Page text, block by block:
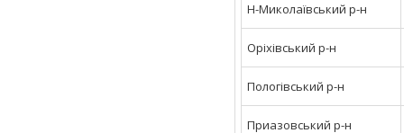
Н-Миколаївський р-н
Оріхівський р-н
Пологівський р-н
Приазовський р-н